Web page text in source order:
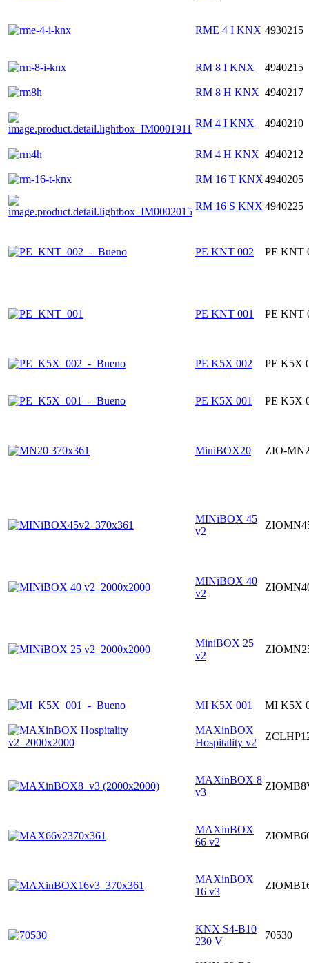
RME 4 I KNX 4930215
RM 8 I KNX 4940215
RM 8 H KNX 4940217
RM 4 I KNX 4940210
RM 4 H KNX 4940212
RM 16 T KNX4940205
RM 16 S KNX4940225
PE KNT 002 PE KNT
PE KNT 001 PE KNT
PE K5X 002 PE K5X
PE K5X 001 PE K5X
MiniBOX20 ZIO-
MINiBOX 45
v2
MINiBOX 40
v2
MiniBOX 25
v2
MI K5X 001 MI K5X
MAXinBOX
Hospitality v2
MAXinBOX 8
v3
MAXinBOX
66 v2
MAXinBOX
16 v3
KNX S4-B10
230 V
70530